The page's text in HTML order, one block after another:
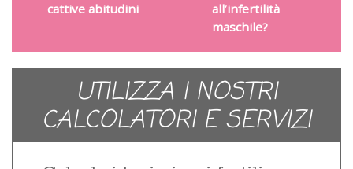
cattive abitudini
all’infertilità
maschile?
UTILIZZA I NOSTRI
CALCOLATORI E SERVIZI